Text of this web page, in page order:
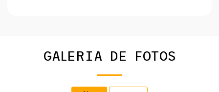
GALERIA DE FOTOS